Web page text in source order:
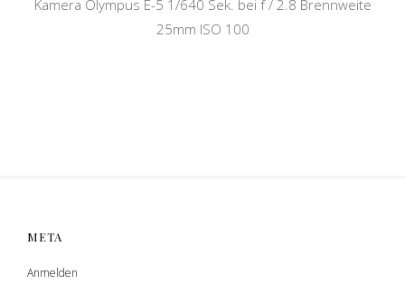
Kamera Olympus E-5 1/640 Sek. bei f / 2.8 Brennweite
25mm ISO 100
META
Anmelden